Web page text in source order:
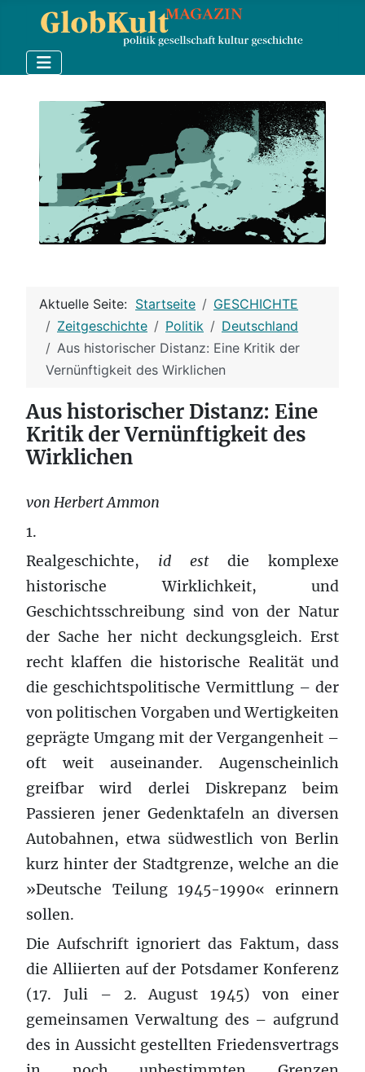
Aktuelle Seite: Startseite
GESCHICHTE
Zeitgeschichte
Politik
Deutschland
Aus historischer Distanz: Eine Kritik der
Vernünftigkeit des Wirklichen
Aus historischer Distanz: Eine
Kritik der Vernünftigkeit des
Wirklichen
von Herbert Ammon
1.
Realgeschichte, id estdie komplexe
historische Wirklichkeit, und
Geschichtsschreibung sind von der Natur
der Sache her nicht deckungsgleich. Erst
recht klaffen die historische Realität und
die geschichtspolitische Vermittlung – der
von politischen Vorgaben und Wertigkeiten
geprägte Umgang mit der Vergangenheit –
oft weit auseinander. Augenscheinlich
greifbar wird derlei Diskrepanz beim
Passieren jener Gedenktafeln an diversen
Autobahnen, etwa südwestlich von Berlin
kurz hinter der Stadtgrenze, welche an die
»Deutsche Teilung 1945-1990« erinnern
sollen.
Die Aufschrift ignoriert das Faktum, dass
die Alliierten auf der Potsdamer Konferenz
(17. Juli – 2. August 1945) von einer
gemeinsamen Verwaltung des – aufgrund
des in Aussicht gestellten Friedensvertrags